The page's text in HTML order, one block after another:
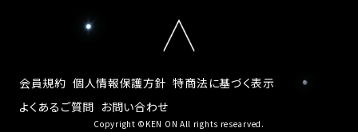
会員規約 個人情報保護方針 特商法に基づく表示
よくあるご質問 お問い合わせ
Copyright ©KEN ON All rights researved.